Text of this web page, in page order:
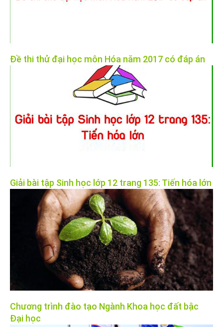
Đề thi thử đại học môn Hóa năm 2017 có đáp án
Giải bài tập Sinh học lớp 12 trang 135: Tiến hóa lớn
Chương trình đào tạo Ngành Khoa học đất bậc
Đại học